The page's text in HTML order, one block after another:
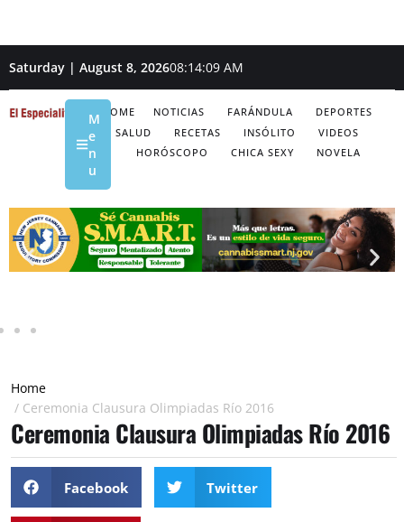
Saturday | August 8, 202608:14:10 AM
HOME NOTICIAS FARÁNDULA
DEPORTES
SALUD
RECETAS INSÓLITO
VIDEOS
HORÓSCOPO
CHICA SEXY NOVELA
M
e
n
u
Home
/ Ceremonia Clausura Olimpiadas Río 2016
Ceremonia Clausura Olimpiadas Río 2016
Facebook Twitter